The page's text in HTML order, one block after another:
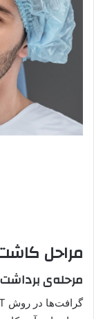
مراحل
مرحله‌ی برداشت